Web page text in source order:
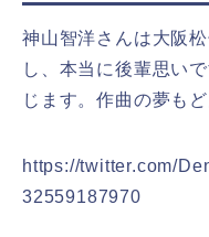
神山智洋さんは大阪
し、本当に後輩思い
じます。作曲の夢も
https://twitter.com/
32559187970